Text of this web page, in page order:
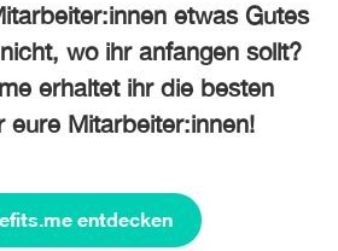
etwas Gutes
wo ihr anfangen sollt?
erhaltet ihr die besten
eure Mitarbeiter:innen!
entdecken